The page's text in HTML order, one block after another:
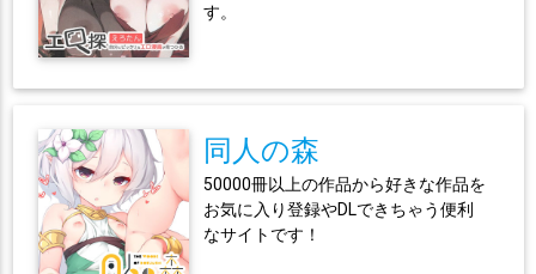
す。
同人の森
50000冊以上の作品から好きな作品を
お気に入り登録やDLできちゃう便利
なサイトです！